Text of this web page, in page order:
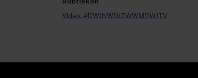
Video, #DW­JNW­D­J­­ZWWM­DW­JTV